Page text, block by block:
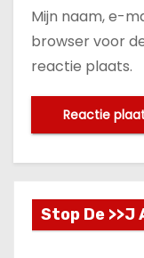
Mijn naam, e-
browser voor
reactie plaats.
Stop De >>J